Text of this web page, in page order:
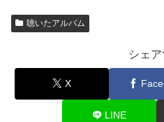
聴いたアルバム
シェア
X
LINE